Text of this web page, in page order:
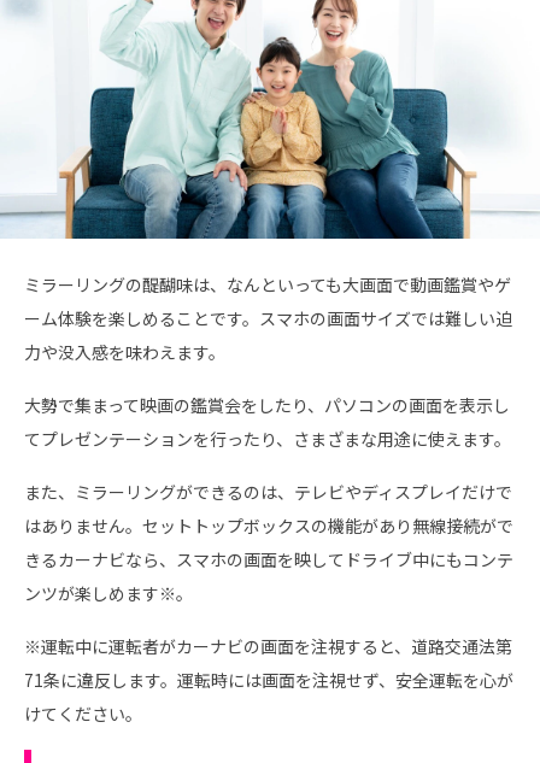
ミラーリングの醍醐味は、なんといっても大画面で動画鑑賞やゲ
ーム体験を楽しめることです。スマホの画面サイズでは難しい迫
力や没入感を味わえます。
大勢で集まって映画の鑑賞会をしたり、パソコンの画面を表示し
てプレゼンテーションを行ったり、さまざまな用途に使えます。
また、ミラーリングができるのは、テレビやディスプレイだけで
はありません。セットトップボックスの機能があり無線接続がで
きるカーナビなら、スマホの画面を映してドライブ中にもコンテ
ンツが楽しめます※。
※運転中に運転者がカーナビの画面を注視すると、道路交通法第
71条に違反します。運転時には画面を注視せず、安全運転を心が
けてください。